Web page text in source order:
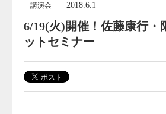
講演会 2018.6.1
6/19(火)開催！佐藤康行・
ットセミナー